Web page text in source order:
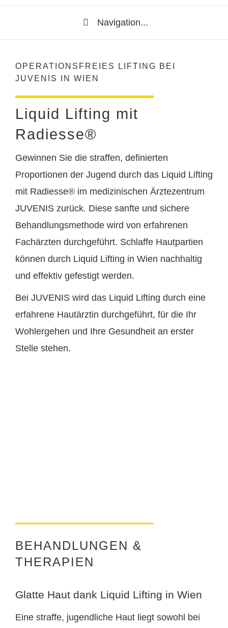
Navigation...
OPERATIONSFREIES LIFTING BEI
JUVENIS IN WIEN
Liquid Lifting mit
Radiesse®
Gewinnen Sie die straffen, definierten
Proportionen der Jugend durch das Liquid Lifting
mit Radiesse® im medizinischen Ärztezentrum
JUVENIS zurück. Diese sanfte und sichere
Behandlungsmethode wird von erfahrenen
Fachärzten durchgeführt. Schlaffe Hautpartien
können durch Liquid Lifting in Wien nachhaltig
und effektiv gefestigt werden.
Bei JUVENIS wird das Liquid Lifting durch eine
erfahrene Hautärztin durchgeführt, für die Ihr
Wohlergehen und Ihre Gesundheit an erster
Stelle stehen.
BEHANDLUNGEN &
THERAPIEN
Glatte Haut dank Liquid Lifting in Wien
Eine straffe, jugendliche Haut liegt sowohl bei